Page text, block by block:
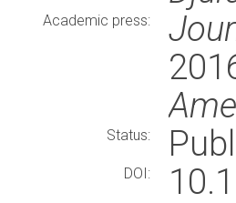
Academic press:
Status:
DOI: